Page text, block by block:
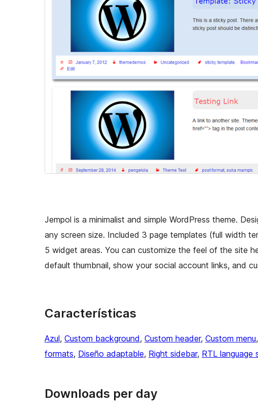
Jempol is a minimalist and simple WordPress theme.
any screen size. Included 3 page templates (full width
5 widget areas. You can customize the feel of the site
default thumbnail, show your social account links, and
Características
Azul, Custom background, Custom header, Custom menu,
formats, Diseño adaptable, Right sidebar, RTL language
Downloads per day